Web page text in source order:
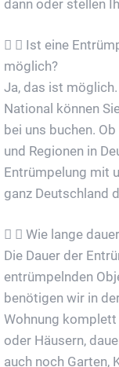
dann oder stellen
Ist eine
möglich?
Ja, das ist
National können
bei uns buchen.
und Regionen in
Entrümpelung mit
ganz Deutschland
Wie lange
Die Dauer der
entrümpelnden
benötigen wir in
Wohnung komplett
oder Häusern,
auch noch Garten,